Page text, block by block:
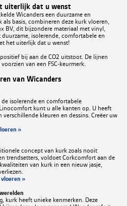
uiterlijk dat u wenst
Wicanders een duurzame en
basis, combineren deze kurk vloeren,
BV, dit bijzondere materiaal met vinyl,
isolerende, comfortabele en
het uiterlijk dat u wenst!
bij aan de CO2 uitstoot. De lijnen
van een FSC-keurmerk.
van Wicanders
isolerende en comfortabele
kunt u alle kanten op. U heeft
kleuren en dessins. Creëer uw
»
concept van kurk zoals nooit
trendsetters, voldoet Corkcomfort aan de
van kurk in een nieuw jasje,
»
kurk heeft unieke kenmerken. Deze